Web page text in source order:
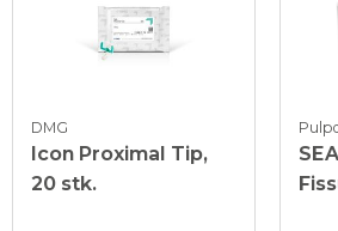
DMG
Icon Proximal Tip,
20 stk.